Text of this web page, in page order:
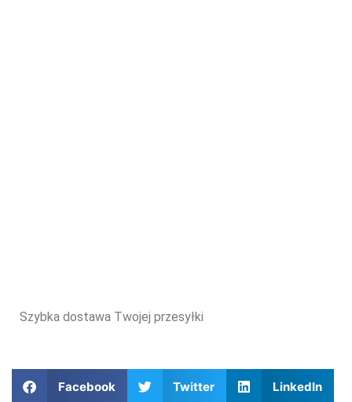
Facebook Twitter LinkedIn
Szybka dostawa Twojej przesyłki